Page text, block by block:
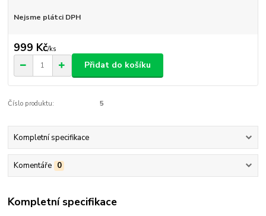
Nejsme plátci DPH
999 Kč/ks
Přidat do košíku
Číslo produktu: 5
Kompletní specifikace
Komentáře 0
Kompletní specifikace